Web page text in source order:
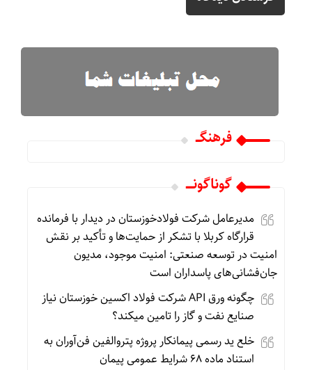
فرهنگـــ
گوناگونـــــ
مدیرعامل شرکت فولادخوزستان در دیدار با فرمانده
قرارگاه کربلا با تشکر از حمایت‌ها و تأکید بر نقش
امنیت در توسعه صنعتی: امنیت موجود، مدیون
جان‌فشانی‌های پاسداران است
چگونه ورق API شرکت فولاد اکسین خوزستان نیاز
صنایع نفت و گاز را تامین میکند؟
خلع ید رسمی پیمانکار پروژه پتروالفین فن‌آوران به
استناد ماده ۶۸ شرایط عمومی پیمان